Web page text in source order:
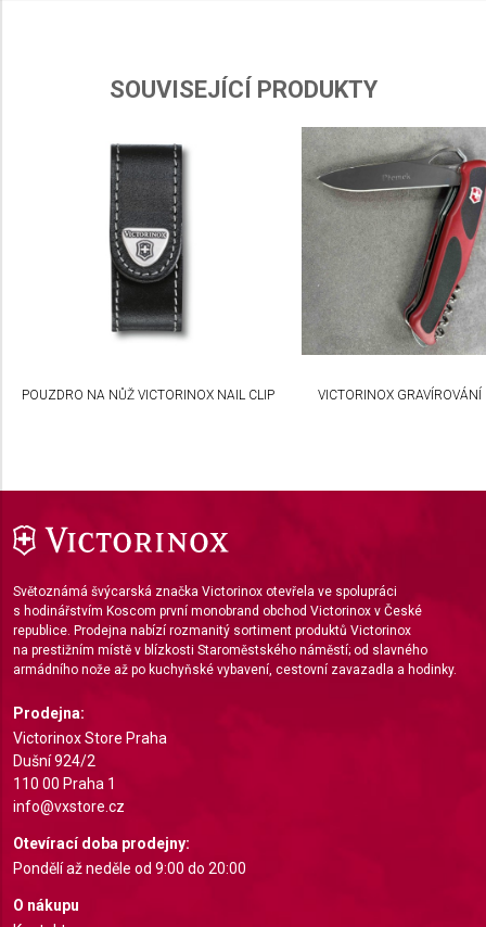
SOUVISEJÍCÍ PRODUKTY
POUZDRO NA NŮŽ VICTORINOX NAIL CLIP VICTORINOX GRAVÍROVÁNÍ
Světoznámá švýcarská značka Victorinox otevřela ve spolupráci
s hodinářstvím Koscom první monobrand obchod Victorinox v České
republice. Prodejna nabízí rozmanitý sortiment produktů Victorinox
na prestižním místě v blízkosti Staroměstského náměstí; od slavného
armádního nože až po kuchyňské vybavení, cestovní zavazadla a hodinky.
Prodejna:
Victorinox Store Praha
Dušní 924/2
110 00 Praha 1
info@vxstore.cz
Otevírací doba prodejny:
Pondělí až neděle od 9:00 do 20:00
O nákupu
Create profiles to personalise content
Use profiles to select personalised content
Measure advertising performance
Measure content performance
Understand audiences through statistics or
IAB Special Features:
requested
Non-IAB processing purposes:
Necessary
Functional
Advertising